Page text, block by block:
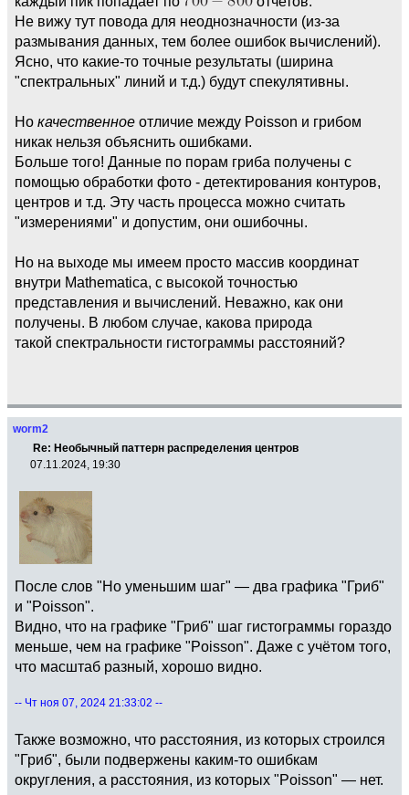
Не вижу тут повода для неоднозначности (из-за
размывания данных, тем более ошибок вычислений).
Ясно, что какие-то точные результаты (ширина
"спектральных" линий и т.д.) будут спекулятивны.
Но качественное отличие между Poisson и грибом
никак нельзя объяснить ошибками.
Больше того! Данные по порам гриба получены с
помощью обработки фото - детектирования контуров,
центров и т.д. Эту часть процесса можно считать
"измерениями" и допустим, они ошибочны.
Но на выходе мы имеем просто массив координат
внутри Mathematica, с высокой точностью
представления и вычислений. Неважно, как они
получены. В любом случае, какова природа
такой спектральности гистограммы расстояний?
worm2
Re: Необычный паттерн распределения центров
07.11.2024, 19:30
После слов "Но уменьшим шаг" — два графика "Гриб"
и "Poisson".
Видно, что на графике "Гриб" шаг гистограммы гораздо
меньше, чем на графике "Poisson". Даже с учётом того,
что масштаб разный, хорошо видно.
-- Чт ноя 07, 2024 21:33:02 --
Также возможно, что расстояния, из которых строился
"Гриб", были подвержены каким-то ошибкам
округления, а расстояния, из которых "Poisson" — нет.